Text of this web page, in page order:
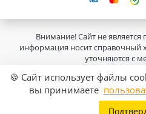
🍪 Сайт использует файлы
вы принимаете
Внимание! Сайт не
информация носит справочный
уточняются с